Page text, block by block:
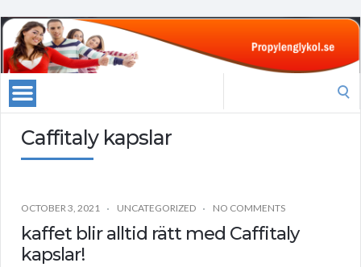
Caffitaly kapslar
OCTOBER 3, 2021 UNCATEGORIZED NO COMMENTS
kaffet blir alltid rätt med Caffitaly
kapslar!